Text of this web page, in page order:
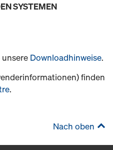
SYSTEMEN
Downloadhinweise.
finden
.
Nach oben